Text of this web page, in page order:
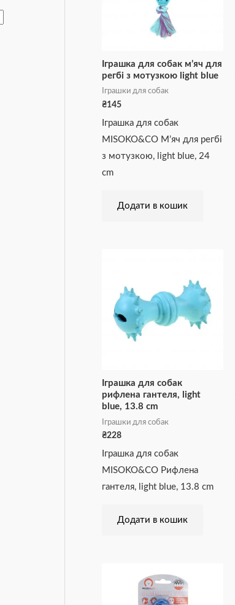
Іграшка для собак м’яч для
регбі з мотузкою light blue
Іграшки для собак
₴145
Іграшка для собак
MISOKO&CO М’яч для регбі
з мотузкою, light blue, 24
cm
Додати в кошик
Іграшка для собак
рифлена гантеля, light
blue, 13.8 cm
Іграшки для собак
₴228
Іграшка для собак
MISOKO&CO Рифлена
гантеля, light blue, 13.8 cm
Додати в кошик